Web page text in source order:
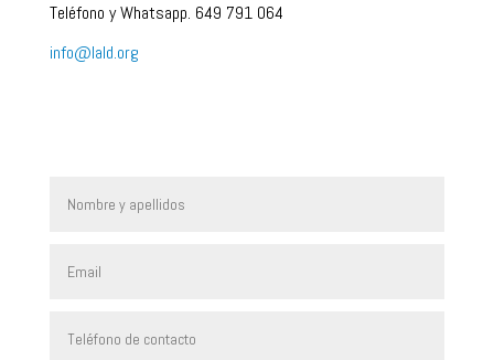
Teléfono y Whatsapp. 649 791 064
info@lald.org